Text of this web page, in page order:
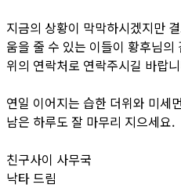
지금의 상황이 막막하시겠지만
움을 줄 수 있는 이들이 황후님
위의 연락처로 연락주시길 바랍
연일 이어지는 습한 더위와 미세
남은 하루도 잘 마무리 지으세요.
친구사이 사무국
낙타 드림